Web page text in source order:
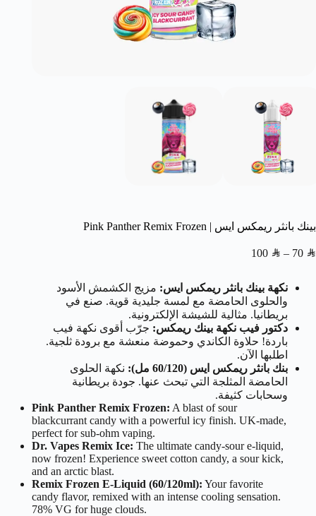
بينك بانثر ريمكس ايس | Pink Panther Remix Frozen
70 SAR
–
100 SAR
نكهة بينك بانثر ريمكس ايس: مزيج الكشمش الأسود
والحلوى الحامضة مع لمسة جليدية قوية. صنع في
بريطانيا. مثالية للشيشة الإلكترونية.
دكتور فيب نكهة بينك ريمكس: جرّب أقوى نكهة فيب
باردة! حلاوة الكاندي وحموضة منعشة مع برودة ثلجية.
اطلبها الآن.
بنك بانثر ريمكس ايس (60/120 مل):
نكهة الحلوى
الحامضة المثلجة التي تبحث عنها. جودة بريطانية
وسحابات كثيفة.
Pink Panther Remix Frozen: A blast of sour
blackcurrant candy with a powerful icy finish. UK-made,
perfect for sub-ohm vaping.
Dr. Vapes Remix Ice: The ultimate candy-sour e-liquid,
now frozen! Experience sweet cotton candy, a sour kick,
and an arctic blast.
Remix Frozen E-Liquid (60/120ml): Your favorite
candy flavor, remixed with an intense cooling sensation.
78% VG for huge clouds.